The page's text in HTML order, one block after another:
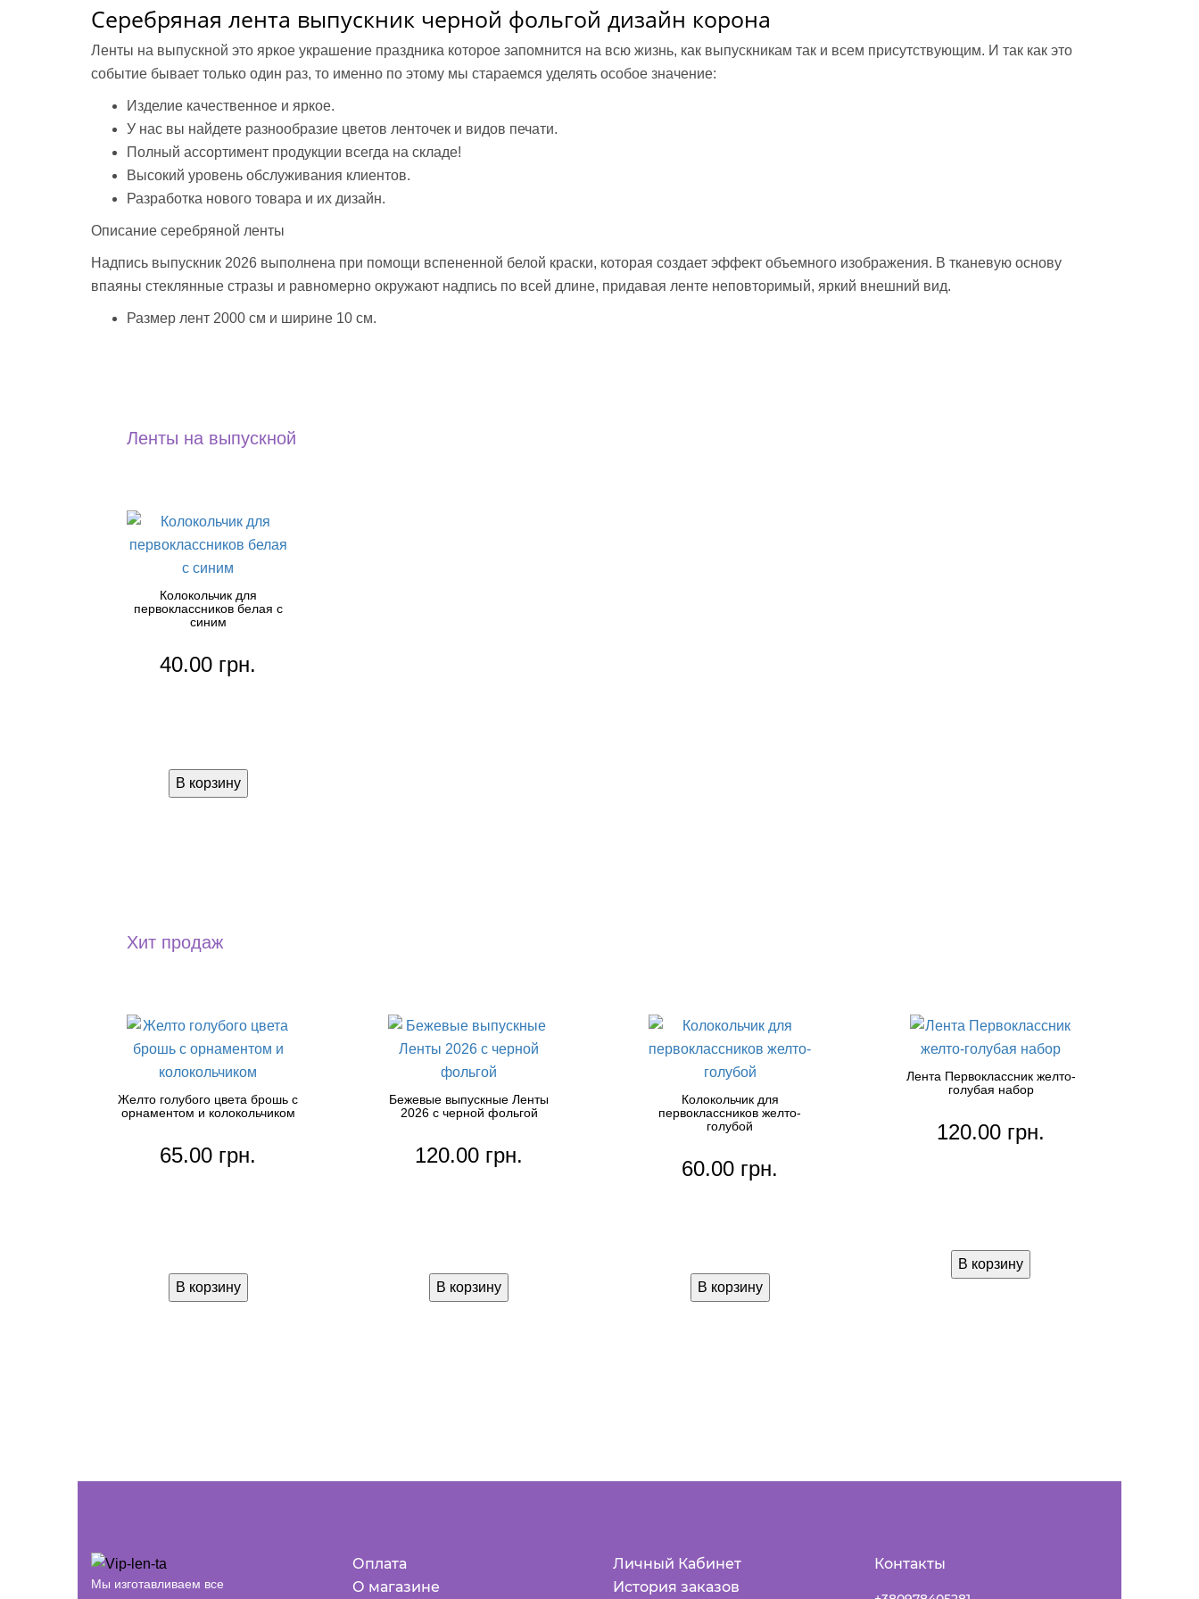
Серебряная лента выпускник черной фольгой дизайн корона
Ленты на выпускной это яркое украшение праздника которое запомнится на всю жизнь, как выпускникам так и всем присутствующим. И так как это
событие бывает только один раз, то именно по этому мы стараемся уделять особое значение:
Изделие качественное и яркое.
У нас вы найдете разнообразие цветов ленточек и видов печати.
Полный ассортимент продукции всегда на складе!
Высокий уровень обслуживания клиентов.
Разработка нового товара и их дизайн.
Описание серебряной ленты
Надпись выпускник 2026 выполнена при помощи вспененной белой краски, которая создает эффект объемного изображения. В тканевую основу
впаяны стеклянные стразы и равномерно окружают надпись по всей длине, придавая ленте неповторимый, яркий внешний вид.
Размер лент 2000 см и ширине 10 см.
Ленты на выпускной
Колокольчик для
первоклассников белая с
синим
40.00 грн.
В корзину
Хит продаж
Желто голубого цвета брошь с
орнаментом и колокольчиком
65.00 грн.
В корзину
Бежевые выпускные Ленты
2026 с черной фольгой
120.00 грн.
В корзину
Колокольчик для
первоклассников желто-
голубой
60.00 грн.
В корзину
Лента Первоклассник желто-
голубая набор
120.00 грн.
В корзину
Мы изготавливаем все
Оплата
О магазине
Личный Кабинет
История заказов
Контакты